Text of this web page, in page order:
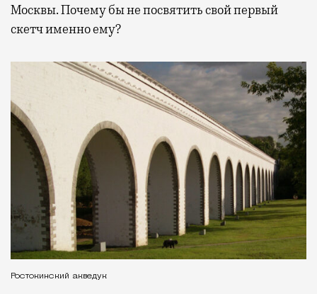
Москвы. Почему бы не посвятить свой первый
скетч именно ему?
Ростокинский акведук